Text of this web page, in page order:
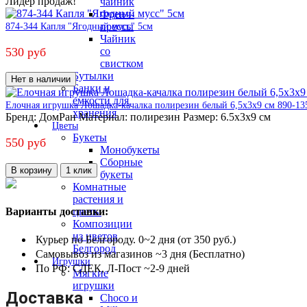
Френч-
прессы
Чайник
со
свистком
Бутылки
Банки и
емкости для
хранения
Цветы
Букеты
Монобукеты
Сборные
букеты
Комнатные
растения и
цветы
Композиции
из цветов
Белгород
Игрушки
Мягкие
игрушки
Choco и
874-344 Капля "Ягодный мусс" 5см
530 руб
Нет в наличии
Елочная игрушка Лошадка-качалка полирезин белый 6,5х3х9 см 890-
Бренд: ДомРан Материал: полирезин Размер: 6.5х3х9 см
550 руб
В корзину 1 клик
Варианты доставки:
Курьер по Белгороду. 0~2 дня (от 350 руб.)
Самовывоз из магазинов ~3 дня (Бесплатно)
По РФ: СДЕК, Л-Пост ~2-9 дней
Доставка